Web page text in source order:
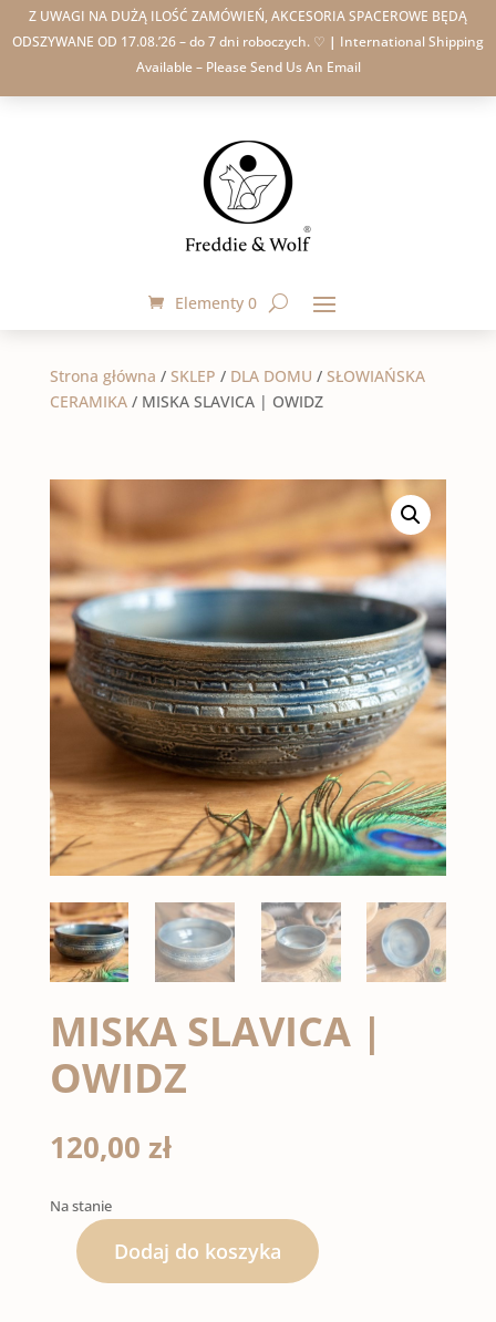
Z UWAGI NA DUŻĄ ILOŚĆ ZAMÓWIEŃ, AKCESORIA SPACEROWE BĘDĄ
ODSZYWANE OD 17.08.’26 – do 7 dni roboczych. ♡ | International Shipping
Available – Please Send Us An Email
Elementy 0
Strona główna / SKLEP / DLA DOMU / SŁOWIAŃSKA
CERAMIKA/ MISKA SLAVICA | OWIDZ
MISKA SLAVICA |
OWIDZ
120,00 zł
Na stanie
ilość
Dodaj do koszyka